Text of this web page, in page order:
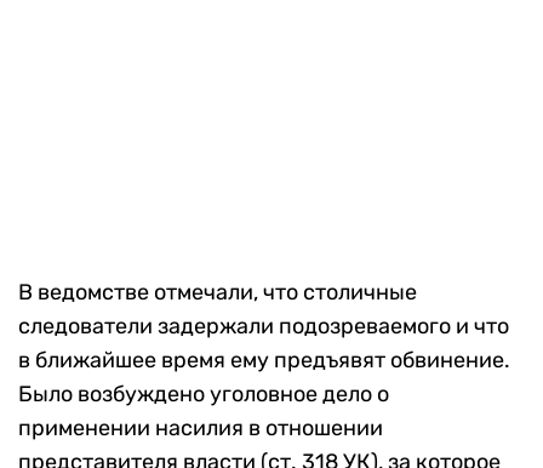
В ведомстве отмечали, что столичные
следователи задержали подозреваемого и что
в ближайшее время ему предъявят обвинение.
Было возбуждено уголовное дело о
применении насилия в отношении
представителя власти (ст. 318 УК), за которое